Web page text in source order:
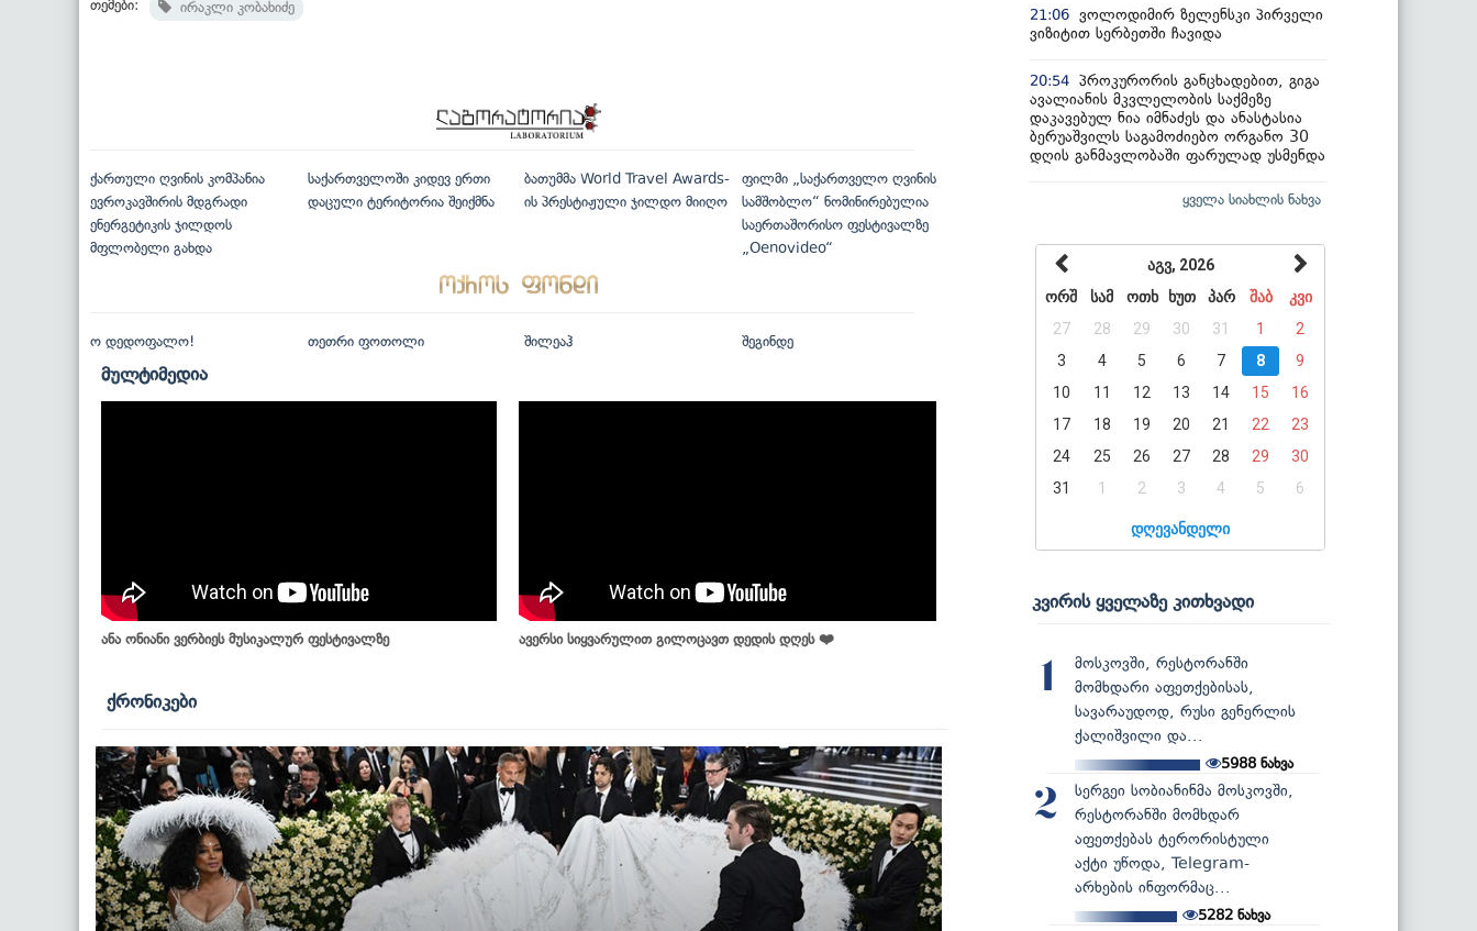
თემები: ირაკლი კობახიძე
ქართული ღვინის კომპანია
ევროკავშირის მდგრადი
ენერგეტიკის ჯილდოს
მფლობელი გახდა
საქართველოში კიდევ ერთი
დაცული ტერიტორია შეიქმნა
ბათუმმა World Travel Awards-
ის პრესტიჟული ჯილდო მიიღო
ფილმი „საქართველო ღვინის
სამშობლო“ ნომინირებულია
საერთაშორისო ფესტივალზე
„Oenovideo“
ო დედოფალო! თეთრი ფოთოლი შილეაჰ შეგინდე
მულტიმედია
ანა ონიანი ვერბიეს მუსიკალურ ფესტივალზე ავერსი სიყვარულით გილოცავთ დედის დღეს ❤️
ქრონიკები
21:06 ვოლოდიმირ ზელენსკი პირველი
ვიზიტით სერბეთში ჩავიდა
20:54 პროკურორის განცხადებით, გიგა
ავალიანის მკვლელობის საქმეზე
დაკავებულ ნია იმნაძეს და ანასტასია
ბერუაშვილს საგამოძიებო ორგანო 30
დღის განმავლობაში ფარულად უსმენდა
ყველა სიახლის ნახვა
აგვ, 2026
ორშ
სამ ოთხ ხუთ პარ შაბ
კვი
27
28 29 30 31 1
2
3
4 5 6 7 8
9
10
11 12 13 14 15
16
17
18 19 20 21 22
23
24
25 26 27 28 29
30
31
1 2 3 4 5 6
დღევანდელი
კვირის ყველაზე კითხვადი
1
მოსკოვში, რესტორანში
მომხდარი აფეთქებისას,
სავარაუდოდ, რუსი გენერლის
ქალიშვილი და...
5988 ნახვა
2
სერგეი სობიანინმა მოსკოვში,
რესტორანში მომხდარ
აფეთქებას ტერორისტული
აქტი უწოდა, Telegram-
არხების ინფორმაც...
5282 ნახვა